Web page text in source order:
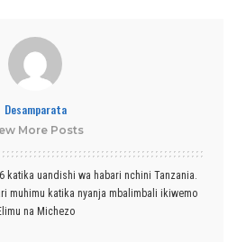
Desamparata
More Posts
katika uandishi wa habari nchini Tanzania.
muhimu katika nyanja mbalimbali ikiwemo
na Michezo